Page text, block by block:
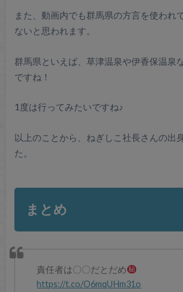
また、動画内でも群馬県の方言を使われ
ないと思われます。
群馬県といえば、草津温泉や伊香保温泉
ですね！
1度は行ってみたいですね♪
以上のことから、ねぎしこ社長さんの出
た。
まとめ
責任者は〇〇だとだめ
https://t.co/O6mqUHm31o